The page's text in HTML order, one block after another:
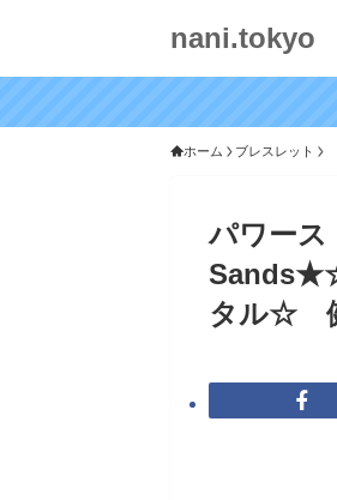
nani.tokyo
ホーム ブレスレット
パワー
タル☆